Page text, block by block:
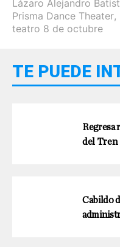
Lázaro Alejandro
Prisma Dance Theater,
teatro 8 de octubre
TE PUEDE
Regresa
del Tren
Cabildo